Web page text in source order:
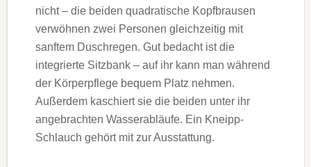
nicht – die beiden quadratische Kopfbrausen
verwöhnen zwei Personen gleichzeitig mit
sanftem Duschregen. Gut bedacht ist die
integrierte Sitzbank – auf ihr kann man während
der Körperpflege bequem Platz nehmen.
Außerdem kaschiert sie die beiden unter ihr
angebrachten Wasserabläufe. Ein Kneipp-
Schlauch gehört mit zur Ausstattung.